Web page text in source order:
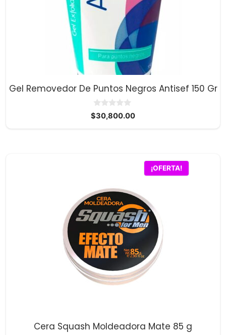
Gel Removedor De Puntos Negros Antisef 150 Gr
0
d
$30,800.00
¡OFERTA!
Cera Squash Moldeadora Mate 85 g